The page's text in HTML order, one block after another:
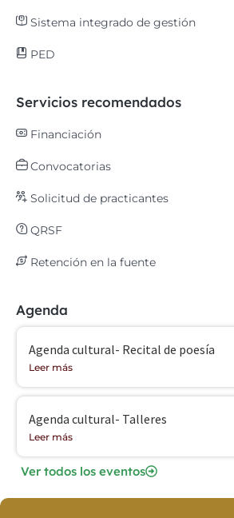
Sistema integrado de gestión
PED
Servicios recomendados
Financiación
Convocatorias
Solicitud de practicantes
QRSF
Retención en la fuente
Agenda
Agenda cultural- Recital de poesía
Leer más
Agenda cultural- Talleres
Leer más
Ver todos los eventos